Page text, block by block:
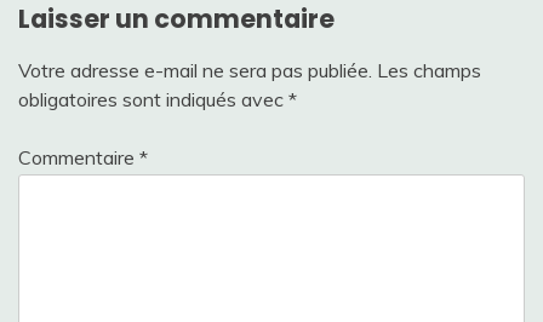
Laisser un commentaire
Votre adresse e-mail ne sera pas publiée. Les champs
obligatoires sont indiqués avec *
Commentaire *